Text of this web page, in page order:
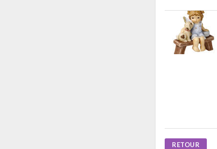
RETOUR